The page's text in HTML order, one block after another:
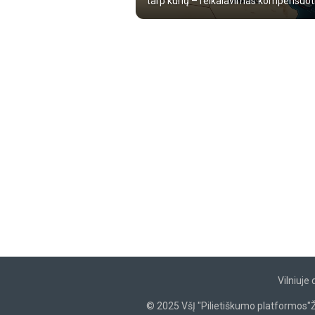
Vilniuje
© 2025 VšĮ "Pilietiškumo platformos"